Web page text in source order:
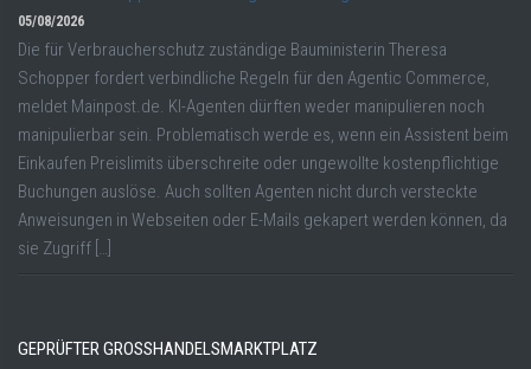
05/08/2026
Die für Verbraucherschutz zuständige Bauministerin Theresa
Schopper fordert verbindliche Regeln für den Agentic Commerce,
meldet Mainpost.de. KI-Agenten dürften weder manipulieren noch
manipulierbar sein. Problematisch werde es, wenn ein Assistent beim
Einkaufen Preislimits überschreite oder ungewollte kostenpflichtige
Buchungen auslöse. Auch sollten Agenten nicht durch versteckte
Anweisungen in Webseiten oder E-Mails gekapert werden können, da
sie Zugriff […]
GEPRÜFTER GROSSHANDELSMARKTPLATZ